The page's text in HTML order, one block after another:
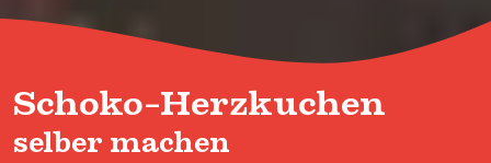
Schoko-Herzkuchen
selber machen